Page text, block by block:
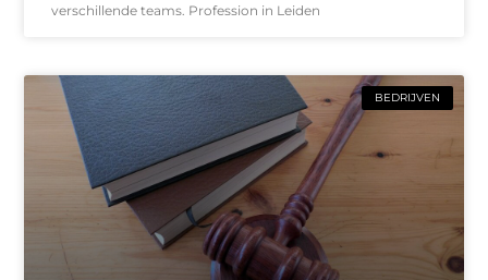
verschillende teams. Profession in Leiden
BEDRIJVEN